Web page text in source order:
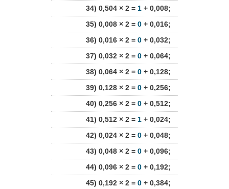
34) 0,504 × 2 = 1 + 0,008;
35) 0,008 × 2 = 0 + 0,016;
36) 0,016 × 2 = 0 + 0,032;
37) 0,032 × 2 = 0 + 0,064;
38) 0,064 × 2 = 0 + 0,128;
39) 0,128 × 2 = 0 + 0,256;
40) 0,256 × 2 = 0 + 0,512;
41) 0,512 × 2 = 1 + 0,024;
42) 0,024 × 2 = 0 + 0,048;
43) 0,048 × 2 = 0 + 0,096;
44) 0,096 × 2 = 0 + 0,192;
45) 0,192 × 2 = 0 + 0,384;